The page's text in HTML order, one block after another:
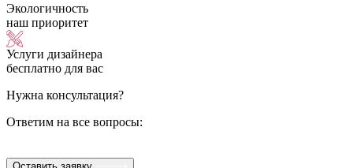
Экологичность
наш приоритет
Услуги дизайнера
бесплатно для вас
Нужна консультация?
Ответим на все вопросы: